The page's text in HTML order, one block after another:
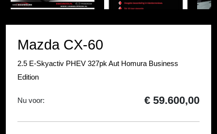
Mazda CX-60
2.5 E-Skyactiv PHEV 327pk Aut Homura Business
Edition
Nu voor: € 59.600,00